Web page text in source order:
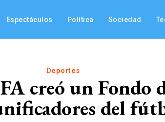
Espectáculos Política Sociedad
Deportes
creó un Fondo
del